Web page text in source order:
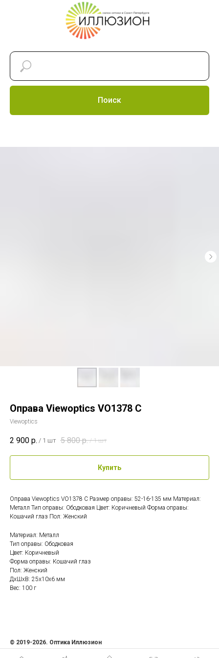
Поиск
Оправа Viewoptics VO1378 C
Viewoptics
2 900 р. / 1 шт 5 800 р. / 1 шт
Купить
Оправа Viewoptics VO1378 C Размер оправы: 52-16-135 мм Материал:
Металл Тип оправы: Ободковая Цвет: Коричневый Форма оправы:
Кошачий глаз Пол: Женский
Материал: Металл
Тип оправы: Ободковая
Цвет: Коричневый
Форма оправы: Кошачий глаз
Пол: Женский
ДxШxВ: 25x10x6 мм
Вес: 100 г
© 2019-2026. Оптика Иллюзион